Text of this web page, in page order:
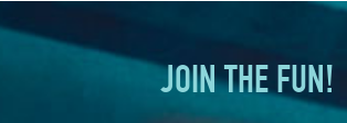
JOIN THE FUN!